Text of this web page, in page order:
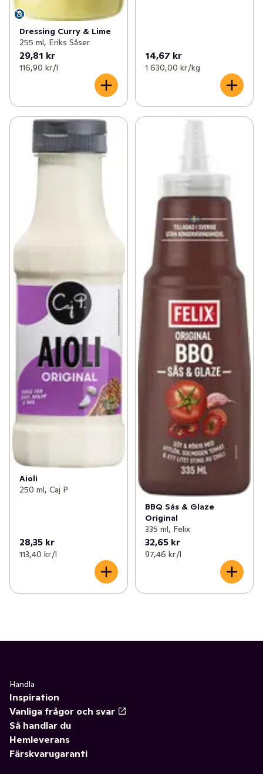
Dressing Curry & Lime
255 ml, Eriks Såser
29,81 kr
116,90 kr /l
14,67 kr
1 630,00 kr /kg
Aioli
250 ml, Caj P
28,35 kr
113,40 kr /l
BBQ Sås & Glaze
Original
335 ml, Felix
32,65 kr
97,46 kr /l
Handla
Inspiration
Vanliga frågor och svar
Så handlar du
Hemleverans
Färskvarugaranti